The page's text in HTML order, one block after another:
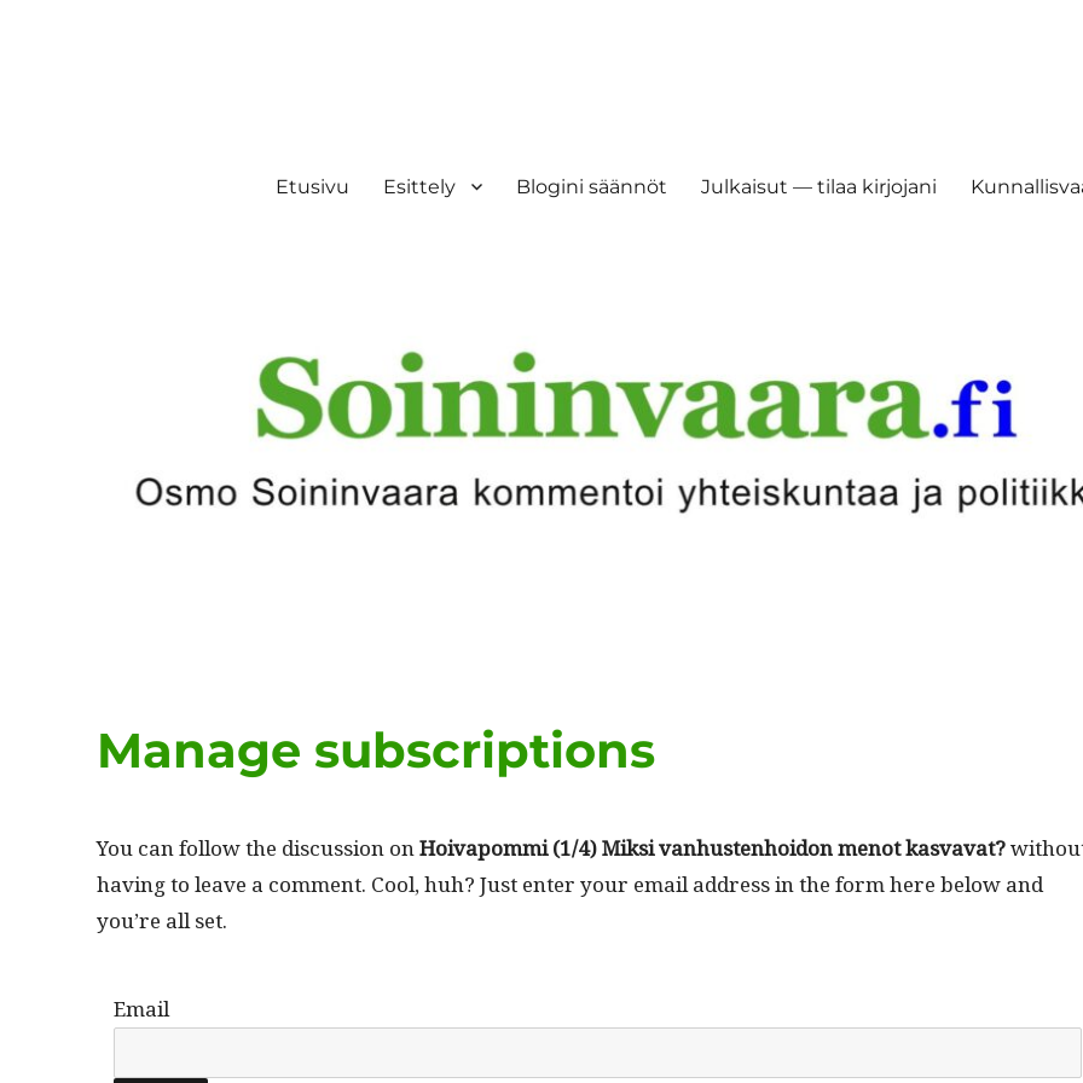
Etusivu Esittely Blogini säännöt Julkaisut — tilaa kirjojani
Manage subscriptions
You can fol­low the dis­cus­sion onHoivapom­mi (1/4) Mik­si van­hus­ten­hoidon menot kas­va­vat?
hav­ing to leave a com­ment. Cool, huh? Just enter your email address in the form here below and
you’re all set.
Email